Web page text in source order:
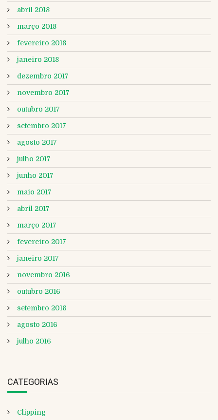
abril 2018
março 2018
fevereiro 2018
janeiro 2018
dezembro 2017
novembro 2017
outubro 2017
setembro 2017
agosto 2017
julho 2017
junho 2017
maio 2017
abril 2017
março 2017
fevereiro 2017
janeiro 2017
novembro 2016
outubro 2016
setembro 2016
agosto 2016
julho 2016
CATEGORIAS
Clipping